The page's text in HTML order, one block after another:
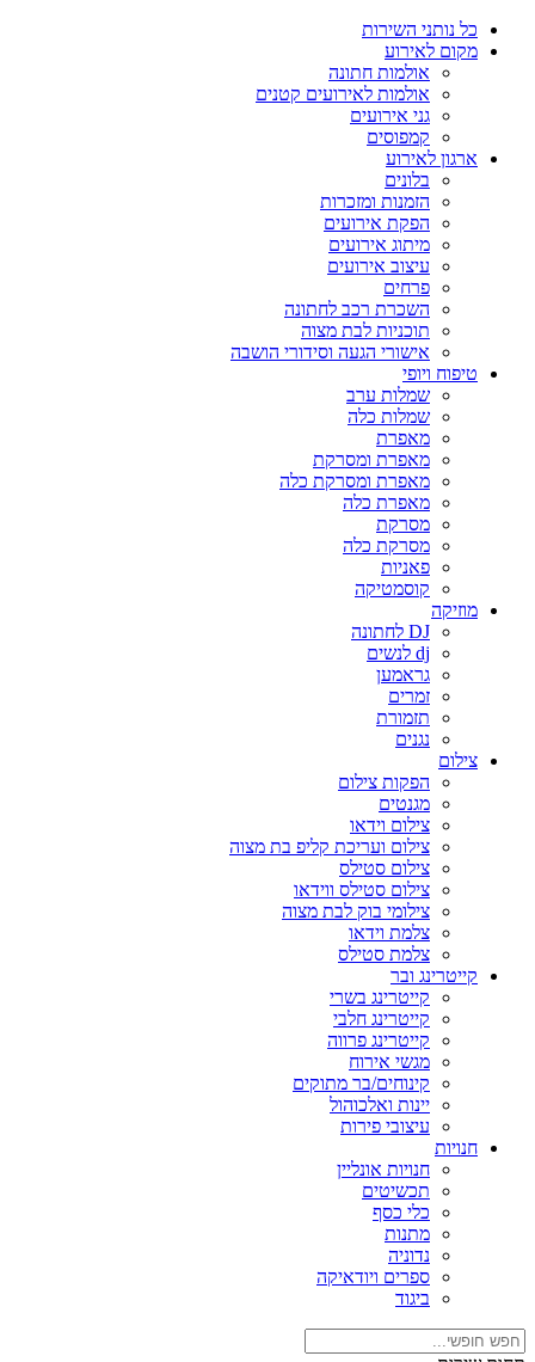
כל נותני השירות
מקום לאירוע
אולמות חתונה
אולמות לאירועים קטנים
גני אירועים
קמפוסים
ארגון לאירוע
בלונים
הזמנות ומזכרות
הפקת אירועים
מיתוג אירועים
עיצוב אירועים
פרחים
השכרת רכב לחתונה
תוכניות לבת מצוה
אישורי הגעה וסידורי הושבה
טיפוח ויופי
שמלות ערב
שמלות כלה
מאפרת
מאפרת ומסרקת
מאפרת ומסרקת כלה
מאפרת כלה
מסרקת
מסרקת כלה
פאניות
קוסמטיקה
מוזיקה
DJ לחתונה
dj לנשים
גראמען
זמרים
תזמורת
נגנים
צילום
הפקות צילום
מגנטים
צילום וידאו
צילום ועריכת קליפ בת מצוה
צילום סטילס
צילום סטילס ווידאו
צילומי בוק לבת מצוה
צלמת וידאו
צלמת סטילס
קייטרינג ובר
קייטרינג בשרי
קייטרינג חלבי
קייטרינג פרווה
מגשי אירוח
קינוחים/בר מתוקים
יינות ואלכוהול
עיצובי פירות
חנויות
חנויות אונליין
תכשיטים
כלי כסף
מתנות
נדוניה
ספרים ויודאיקה
ביגוד